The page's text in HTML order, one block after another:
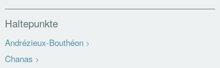
Haltepunkte
Andrézieux-Bouthéon
Chanas